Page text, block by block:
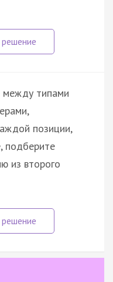
между типами
позиции,
подберите
из второго